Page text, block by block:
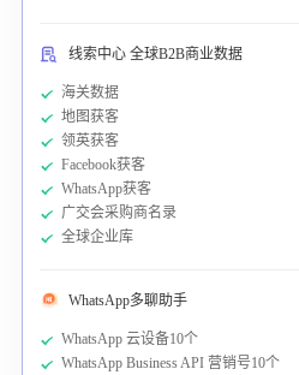
线索中心 全球B2B商业数据
海关数据
地图获客
领英获客
Facebook获客
WhatsApp获客
广交会采购商名录
全球企业库
WhatsApp多聊助手
WhatsApp 云设备10个
WhatsApp Business API 营销号10个